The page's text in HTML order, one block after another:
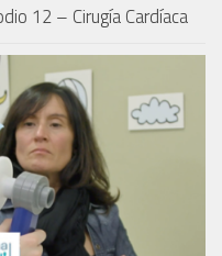
12 – Cirugía Cardíaca